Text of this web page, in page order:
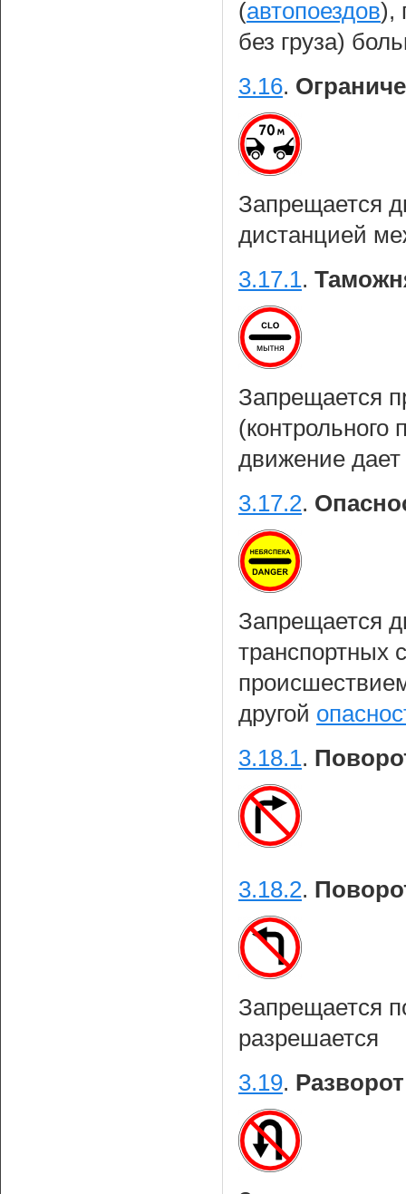
(автопоездов),
без груза)
3.16.
Запрещается
дистанцией
3.17.1.
Запрещается
движение дает
3.17.2.
Запрещается
транспортных
другой
3.18.1.
3.18.2.
Запрещается
разрешается
3.19.